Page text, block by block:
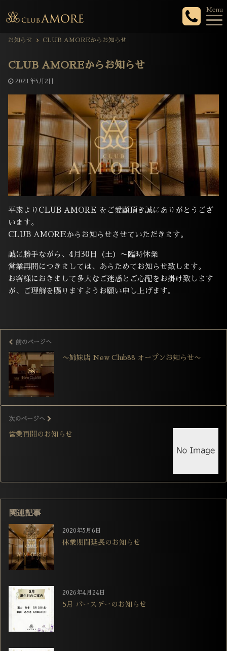
Menu
お知らせ CLUB AMOREからお知らせ
CLUB AMOREからお知らせ
2021年5月2日
平素よりCLUB AMORE をご愛顧頂き誠にありがとうござ
います。
CLUB AMOREからお知らせさせていただきます。
誠に勝手ながら、4月30日（土）〜臨時休業
営業再開につきましては、あらためてお知らせ致します。
お客様におきまして多大なご迷惑とご心配をお掛け致します
が、ご理解を賜りますようお願い申し上げます。
前のページへ
〜姉妹店 New Club88 オープンお知らせ〜
次のページへ
営業再開のお知らせ
関連記事
2020年5月6日
休業期間延長のお知らせ
2026年4月24日
5月 バースデーのお知らせ